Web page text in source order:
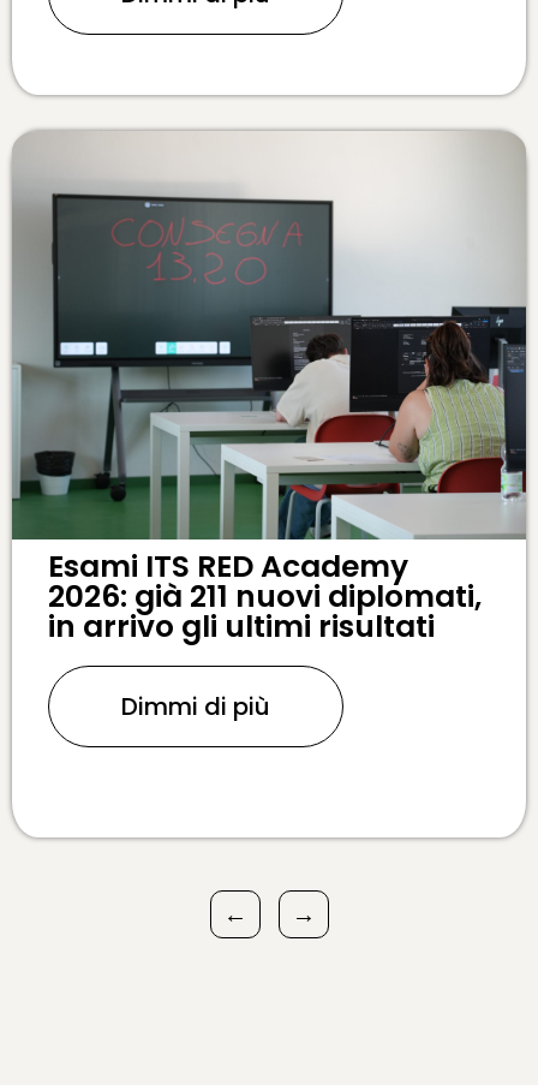
Esami ITS RED Academy
2026: già 211 nuovi diplomati,
in arrivo gli ultimi risultati
Dimmi di più
← →